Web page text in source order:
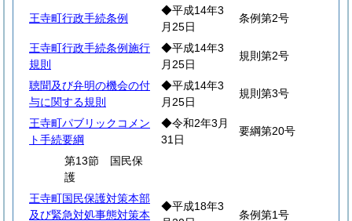
王寺町行政手続条例
◆平成14年3
月25日
条例第2号
王寺町行政手続条例施行
規則
◆平成14年3
月25日
規則第2号
聴聞及び弁明の機会の付
与に関する規則
◆平成14年3
月25日
規則第3号
王寺町パブリックコメン
ト手続要綱
◆令和2年3月
31日
要綱第20号
第13節 国民保
護
王寺町国民保護対策本部
及び緊急対処事態対策本
◆平成18年3
条例第1号